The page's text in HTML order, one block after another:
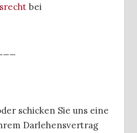
bei
schicken Sie uns eine
Darlehensvertrag